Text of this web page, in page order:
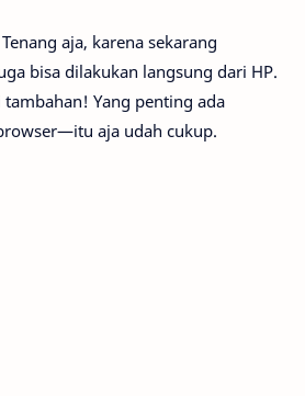
aja, karena sekarang
bisa dilakukan langsung dari HP.
Yang penting ada
aja udah cukup.